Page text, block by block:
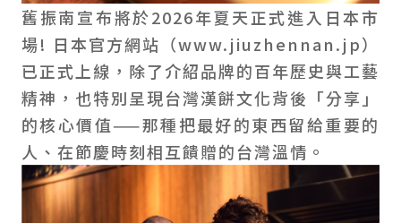
舊振南宣布將於2026年夏天正式進入日本市
場! 日本官方網站（www.jiuzhennan.jp）
已正式上線，除了介紹品牌的百年歷史與工藝
精神，也特別呈現台灣漢餅文化背後「分享」
的核心價值——那種把最好的東西留給重要的
人、在節慶時刻相互饋贈的台灣溫情。